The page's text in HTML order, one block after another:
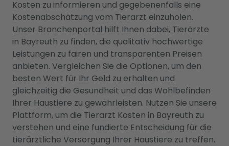
Kosten zu informieren und gegebenenfalls eine
Kostenabschätzung vom Tierarzt einzuholen.
Unser Branchenportal hilft Ihnen dabei, Tierärzte
in Bayreuth zu finden, die qualitativ hochwertige
Leistungen zu fairen und transparenten Preisen
anbieten. Vergleichen Sie die Optionen, um den
besten Wert für Ihr Geld zu erhalten und
gleichzeitig die Gesundheit und das Wohlbefinden
Ihrer Haustiere zu gewährleisten. Nutzen Sie unsere
Plattform, um die Tierarzt Kosten in Bayreuth zu
verstehen und eine fundierte Entscheidung für die
tierärztliche Versorgung Ihrer Haustiere zu treffen.